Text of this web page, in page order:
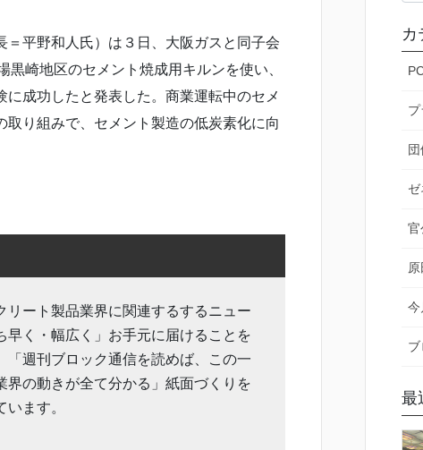
＝平野和人氏）は３日、大阪ガスと同子会
崎地区のセメント焼成用キルンを使い、
成功したと発表した。商業運転中のセメ
り組みで、セメント製造の低炭素化に向
リート製品業界に関連するするニュー
早く・幅広く」お手元に届けることを
「週刊ブロック通信を読めば、この一
界の動きが全て分かる」紙面づくりを
います。
カ
官
今
最